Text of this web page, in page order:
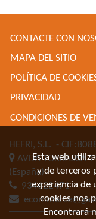
CONTACTE CON
MAPA DEL SITIO
POLÍTICA DE
PRIVACIDAD
CONDICIONES DE
HEFRI, S.L. -
AVDA TORRASSA
(España)
934622471
Esta web
y de terceros
experiencia de
cookies nos
Encontrará